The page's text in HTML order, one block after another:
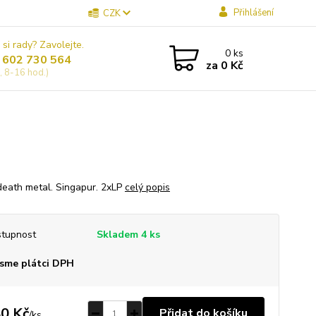
CZK Přihlášení
rady? Zavolejte.
730 564
8-16 hod.)
0ks
za 0 Kč
metal. Singapur. 2xLP celý popis
Skladem 4 ks
plátci DPH